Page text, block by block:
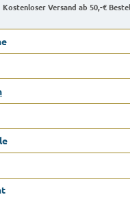
Kostenloser Versand ab 50,-€